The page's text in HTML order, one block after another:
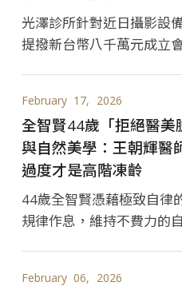
光澤診所針對近日攝影設
提撥新台幣八千萬元成立
February 17 2026
全智賢44歲「拒絕醫美
與自然美學：王朝輝醫
過度才是高階凍齡
44歲全智賢憑藉極致自律
規律作息，維持不費力的
適量填充、預留組織修復
February 06 2026